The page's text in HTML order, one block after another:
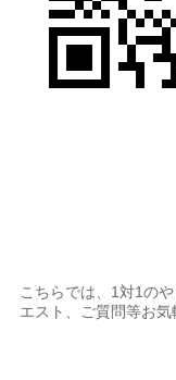
こちらでは、1対1の
エスト、ご質問等お気